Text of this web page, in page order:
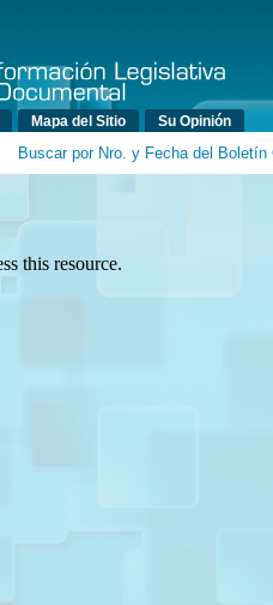
Mapa del Sitio Su Opinión
Buscar por Nro. y Fecha del Boletín